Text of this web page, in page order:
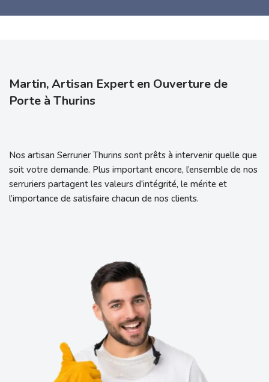
Martin, Artisan Expert en Ouverture de
Porte à Thurins
Nos artisan Serrurier Thurins sont prêts à intervenir quelle que
soit votre demande. Plus important encore, l’ensemble de nos
serruriers partagent les valeurs d'intégrité, le mérite et
l’importance de satisfaire chacun de nos clients.